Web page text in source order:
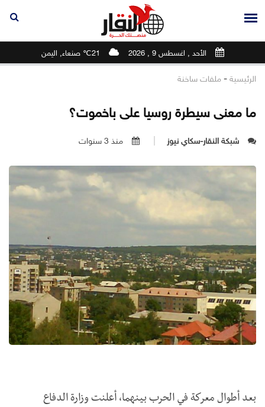
الأحد , اغسطس 9 , 2026 21℃ صنعاء, اليمن
الرئيسية - ملفات ساخنة
ما معنى سيطرة روسيا على باخموت؟
شبكة النقار-سكاي نيوز منذ 3 سنوات
بعد أطوال معركة في الحرب بينهما، أعلنت وزارة الدفاع